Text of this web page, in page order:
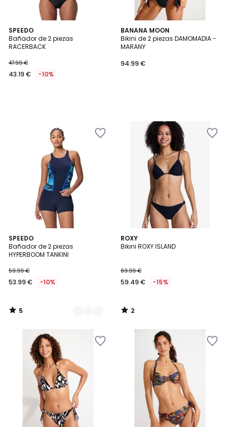
SPEEDO
Bañador de 2 piezas
RACERBACK
47.99 €
43.19 € -10%
BANANA MOON
Bikini de 2 piezas DAMOMADIA -
MARANY
94.99 €
SPEEDO
Bañador de 2 piezas
HYPERBOOM TANKINI
59.99 €
53.99 € -10%
5
/
5
2
Colores
5
/
ROXY
Bikini ROXY ISLAND
69.99 €
59.49 € -15%
2
/
2
/